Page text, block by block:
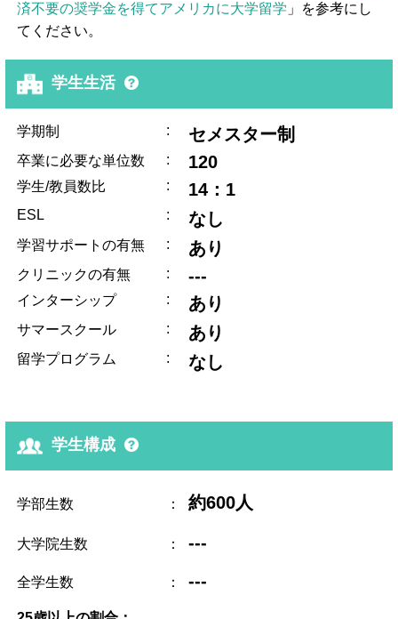
済不要の奨学金を得てアメリカに大学留学 」を参考にし
てください。
学生生活
学期制 : セメスター制
卒業に必要な単位数 : 120
学生/教員数比 : 14：1
ESL : なし
学習サポートの有無 : あり
クリニックの有無 : ---
インターシップ : あり
サマースクール : あり
留学プログラム : なし
学生構成
学部生数 ： 約600人
大学院生数 ： ---
全学生数 ： ---